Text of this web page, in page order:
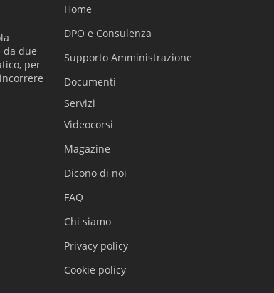
due
per
Home
DPO e Consulenza
Supporto Amministrazione
Documenti
Servizi
Videocorsi
Magazine
Dicono di noi
FAQ
Chi siamo
Privacy policy
Cookie policy